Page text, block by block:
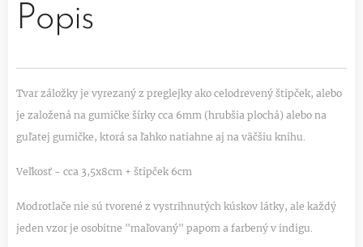
Popis
Tvar záložky je vyrezaný z preglejky ako celodrevený štipček, alebo
je založená na gumičke šírky cca 6mm (hrubšia plochá) alebo na
guľatej gumičke, ktorá sa ľahko natiahne aj na väčšiu knihu.
Veľkosť - cca 3,5x8cm + štipček 6cm
Modrotlače nie sú tvorené z vystrihnutých kúskov látky, ale každý
jeden vzor je osobitne "maľovaný" papom a farbený v indigu.